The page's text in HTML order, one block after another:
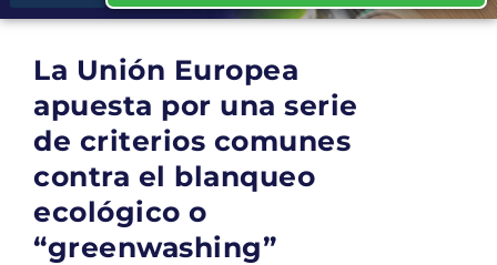
La Unión Europea
apuesta por una serie
de criterios comunes
contra el blanqueo
ecológico o
“greenwashing”